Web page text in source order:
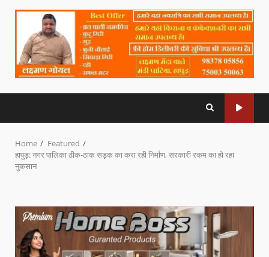
Home
Featured
हापुड़: नगर पालिका ठीक-ठाक सड़क का करा रही निर्माण, सरकारी रकम का हो रहा
नुकसान